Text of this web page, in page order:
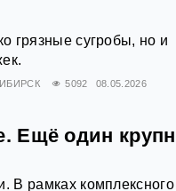
грязные сугробы, но и
5092 08.05.2026
Ещё один
В рамках комплексного